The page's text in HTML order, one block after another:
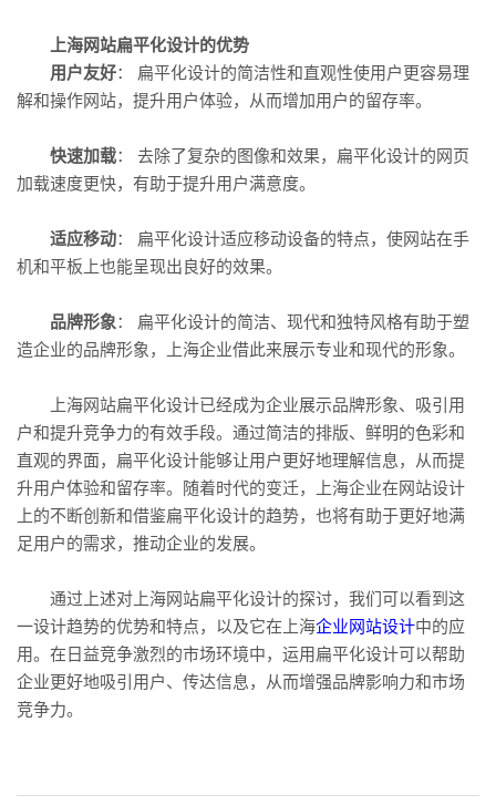
上海网站扁平化设计的优势
用户友好： 扁平化设计的简洁性和直观性使用户更容易理
解和操作网站，提升用户体验，从而增加用户的留存率。
快速加载： 去除了复杂的图像和效果，扁平化设计的网页
加载速度更快，有助于提升用户满意度。
适应移动： 扁平化设计适应移动设备的特点，使网站在手
机和平板上也能呈现出良好的效果。
品牌形象： 扁平化设计的简洁、现代和独特风格有助于塑
造企业的品牌形象，上海企业借此来展示专业和现代的形象。
上海网站扁平化设计已经成为企业展示品牌形象、吸引用
户和提升竞争力的有效手段。通过简洁的排版、鲜明的色彩和
直观的界面，扁平化设计能够让用户更好地理解信息，从而提
升用户体验和留存率。随着时代的变迁，上海企业在网站设计
上的不断创新和借鉴扁平化设计的趋势，也将有助于更好地满
足用户的需求，推动企业的发展。
通过上述对上海网站扁平化设计的探讨，我们可以看到这
一设计趋势的优势和特点，以及它在上海企业网站设计中的应
用。在日益竞争激烈的市场环境中，运用扁平化设计可以帮助
企业更好地吸引用户、传达信息，从而增强品牌影响力和市场
竞争力。